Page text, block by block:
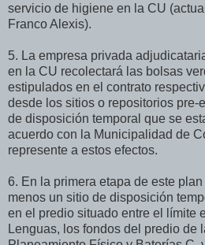
servicio de higiene en la CU
Franco Alexis).
5. La empresa privada
en la CU recolectará las bolsas
estipulados en el contrato
desde los sitios o repositorios pre-
de disposición temporal que se
acuerdo con la Municipalidad de
represente a estos efectos.
6. En la primera etapa de este
menos un sitio de disposición
en el predio situado entre el límite
Lenguas, los fondos del predio de